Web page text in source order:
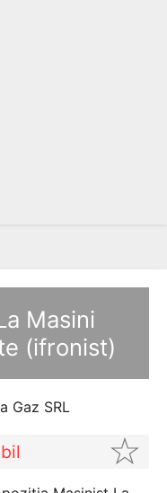
Masini
(ifronist)
Gaz SRL